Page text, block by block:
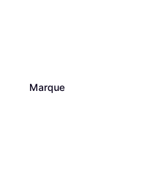
Marque